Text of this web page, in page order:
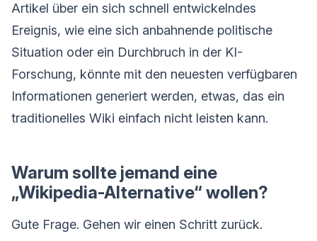
Artikel über ein sich schnell entwickelndes
Ereignis, wie eine sich anbahnende politische
Situation oder ein Durchbruch in der KI-
Forschung, könnte mit den neuesten verfügbaren
Informationen generiert werden, etwas, das ein
traditionelles Wiki einfach nicht leisten kann.
Warum sollte jemand eine
„Wikipedia-Alternative“ wollen?
Gute Frage. Gehen wir einen Schritt zurück.